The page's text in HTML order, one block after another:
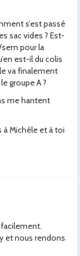
s’est passé
sac vides ? Est-
pour la
est-il du colis
va finalement
groupe A ?
me hantent
à Michèle et à toi
et nous rendons